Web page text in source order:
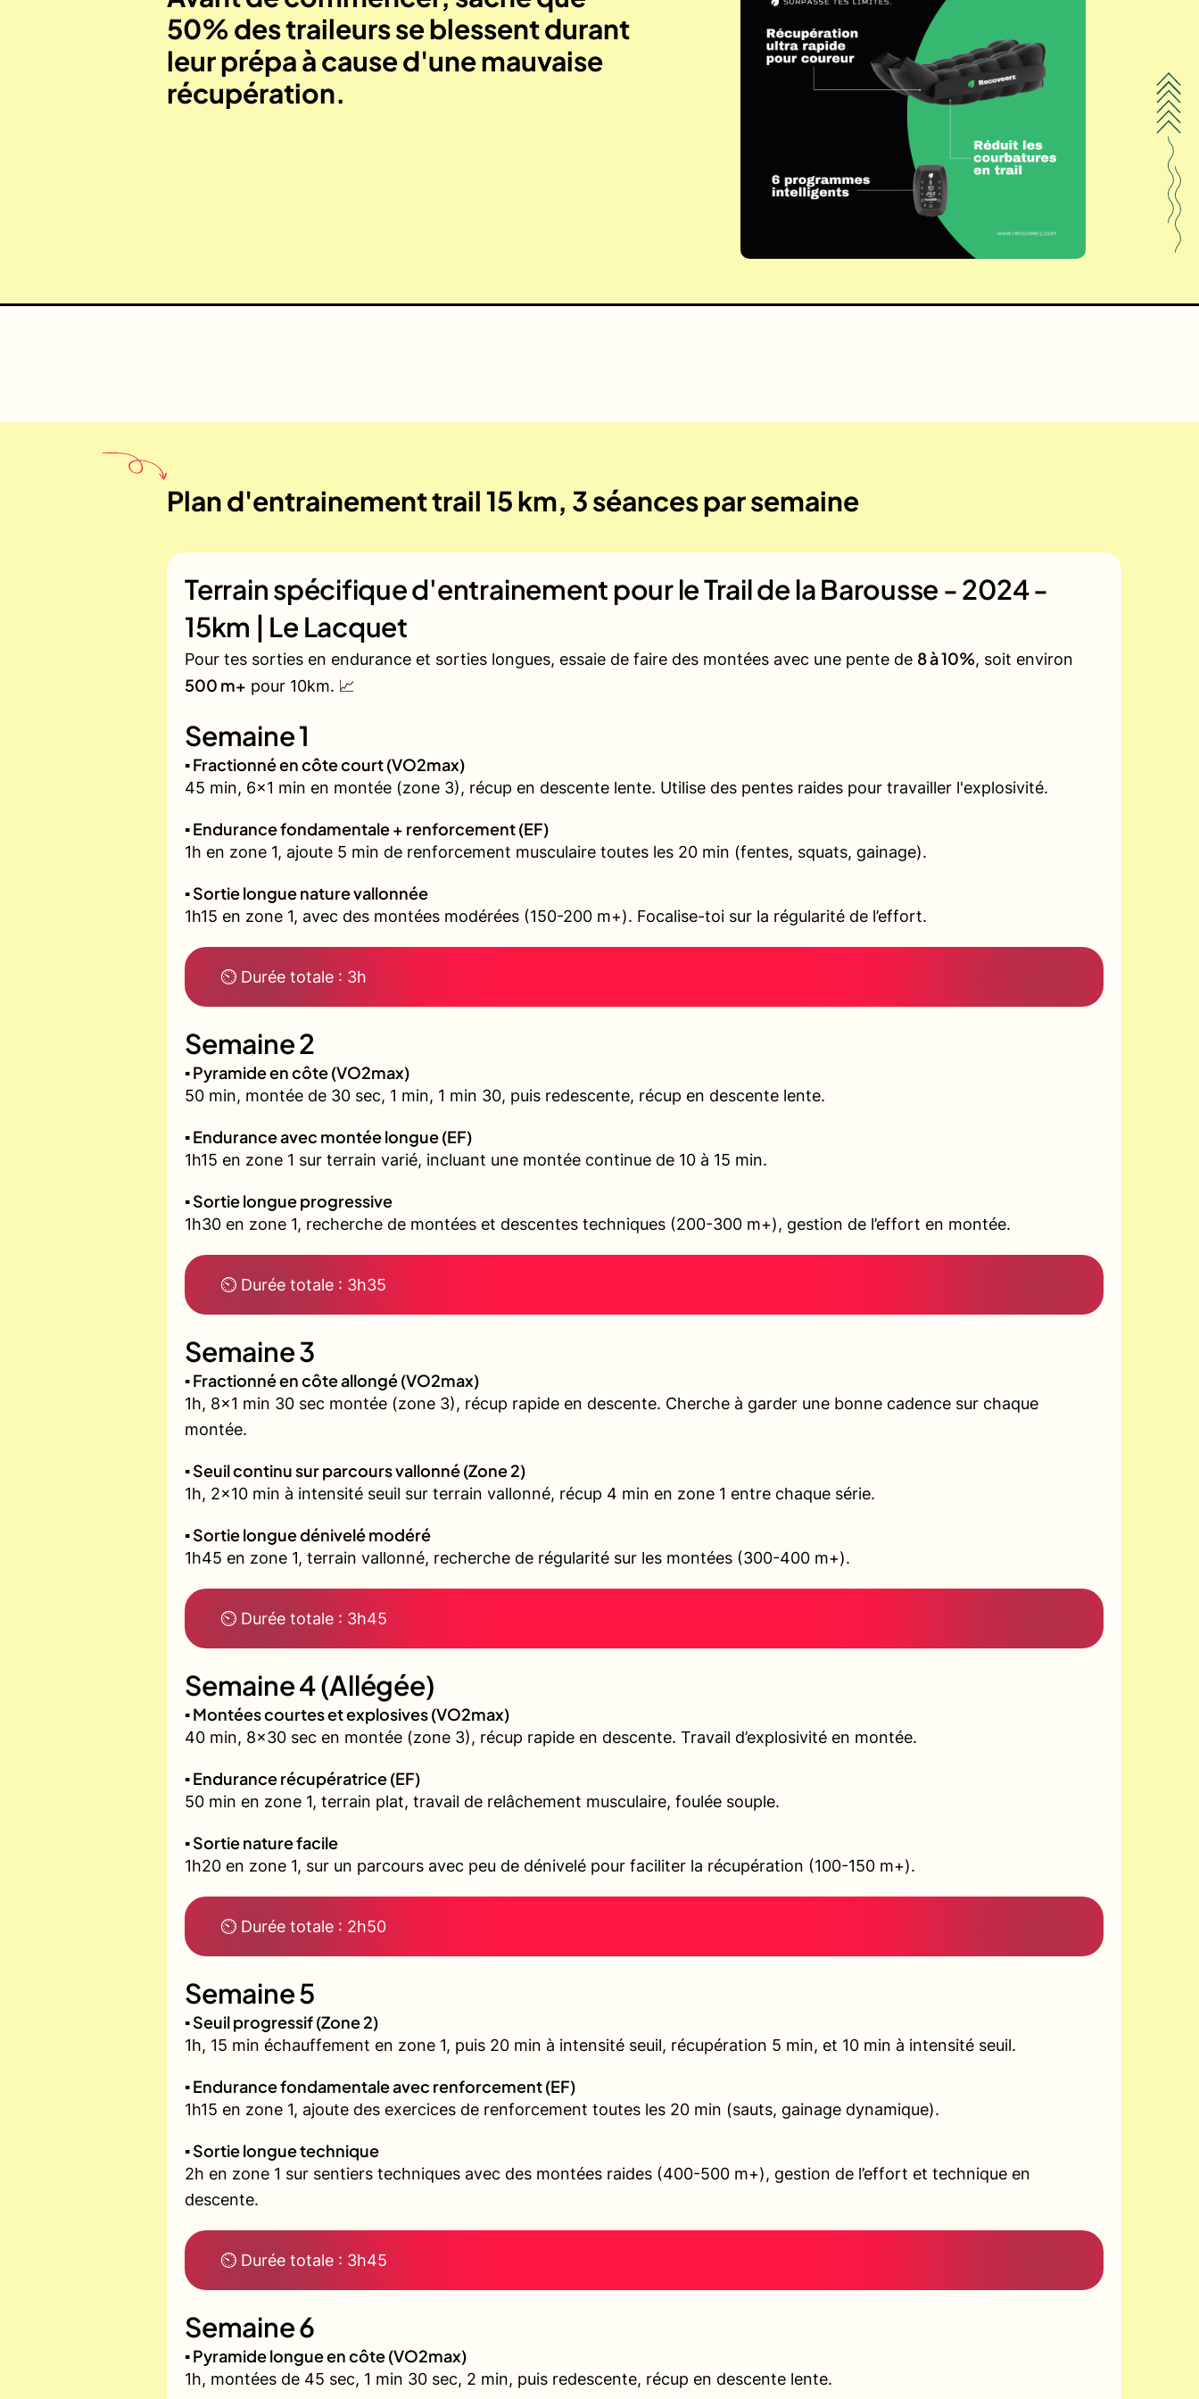
50% des traileurs se blessent durant
leur prépa à cause d'une mauvaise
récupération.
Plan d'entrainement trail 15 km, 3 séances par semaine
Terrain spécifique d'entrainement pour leTrail de la Barousse - 2024 -
15km | Le Lacquet
Pour tes sorties en endurance et sorties longues, essaie de faire des montées avec une pente de 8 à 10%, soit environ
500 m+ pour 10km. 📈
Semaine 1
▪️ Fractionné en côte court (VO2max)
45 min, 6x1 min en montée (zone 3), récup en descente lente. Utilise des pentes raides pour travailler l'explosivité.
▪️ Endurance fondamentale + renforcement (EF)
1h en zone 1, ajoute 5 min de renforcement musculaire toutes les 20 min (fentes, squats, gainage).
▪️ Sortie longue nature vallonnée
1h15 en zone 1, avec des montées modérées (150-200 m+). Focalise-toi sur la régularité de l’effort.
⏲ Durée totale : 3h
Semaine 2
▪️ Pyramide en côte (VO2max)
50 min, montée de 30 sec, 1 min, 1 min 30, puis redescente, récup en descente lente.
▪️ Endurance avec montée longue (EF)
1h15 en zone 1 sur terrain varié, incluant une montée continue de 10 à 15 min.
▪️ Sortie longue progressive
1h30 en zone 1, recherche de montées et descentes techniques (200-300 m+), gestion de l’effort en montée.
⏲ Durée totale : 3h35
Semaine 3
▪️ Fractionné en côte allongé (VO2max)
1h, 8x1 min 30 sec montée (zone 3), récup rapide en descente. Cherche à garder une bonne cadence sur chaque
montée.
▪️ Seuil continu sur parcours vallonné (Zone 2)
1h, 2x10 min à intensité seuil sur terrain vallonné, récup 4 min en zone 1 entre chaque série.
▪️ Sortie longue dénivelé modéré
1h45 en zone 1, terrain vallonné, recherche de régularité sur les montées (300-400 m+).
⏲ Durée totale : 3h45
Semaine 4 (Allégée)
▪️ Montées courtes et explosives (VO2max)
40 min, 8x30 sec en montée (zone 3), récup rapide en descente. Travail d’explosivité en montée.
▪️ Endurance récupératrice (EF)
50 min en zone 1, terrain plat, travail de relâchement musculaire, foulée souple.
▪️ Sortie nature facile
1h20 en zone 1, sur un parcours avec peu de dénivelé pour faciliter la récupération (100-150 m+).
⏲ Durée totale : 2h50
Semaine 5
▪️ Seuil progressif (Zone 2)
1h, 15 min échauffement en zone 1, puis 20 min à intensité seuil, récupération 5 min, et 10 min à intensité seuil.
▪️ Endurance fondamentale avec renforcement (EF)
1h15 en zone 1, ajoute des exercices de renforcement toutes les 20 min (sauts, gainage dynamique).
▪️ Sortie longue technique
2h en zone 1 sur sentiers techniques avec des montées raides (400-500 m+), gestion de l’effort et technique en
descente.
⏲ Durée totale : 3h45
Semaine 6
▪️ Pyramide longue en côte (VO2max)
1h, montées de 45 sec, 1 min 30 sec, 2 min, puis redescente, récup en descente lente.